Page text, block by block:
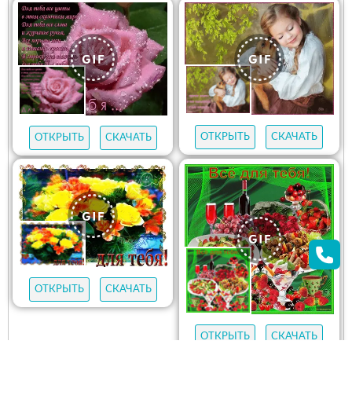
ОТКРЫТЬ СКАЧАТЬ ОТКРЫТЬ СКАЧАТЬ
ОТКРЫТЬ СКАЧАТЬ
ОТКРЫТЬ СКАЧАТЬ